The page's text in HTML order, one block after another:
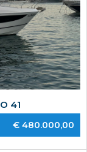
41
€ 480.000,00